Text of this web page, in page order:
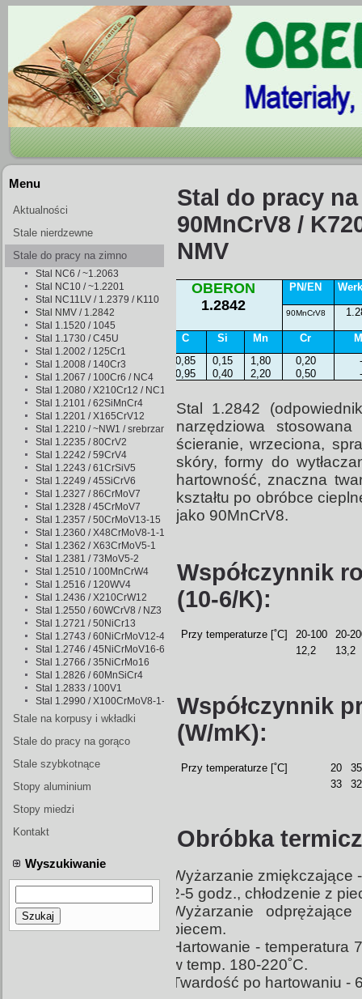
Menu
Aktualności
Stale nierdzewne
Stale do pracy na zimno
Stal NC6 / ~1.2063
Stal NC10 / ~1.2201
Stal NC11LV / 1.2379 / K110
Stal NMV / 1.2842
Stal 1.1520 / 1045
Stal 1.1730 / C45U
Stal 1.2002 / 125Cr1
Stal 1.2008 / 140Cr3
Stal 1.2067 / 100Cr6 / NC4
Stal 1.2080 / X210Cr12 / NC11
Stal 1.2101 / 62SiMnCr4
Stal 1.2201 / X165CrV12
Stal 1.2210 / ~NW1 / srebrzanka
Stal 1.2235 / 80CrV2
Stal 1.2242 / 59CrV4
Stal 1.2243 / 61CrSiV5
Stal 1.2249 / 45SiCrV6
Stal 1.2327 / 86CrMoV7
Stal 1.2328 / 45CrMoV7
Stal 1.2357 / 50CrMoV13-15
Stal 1.2360 / X48CrMoV8-1-1
Stal 1.2362 / X63CrMoV5-1
Stal 1.2381 / 73MoV5-2
Stal 1.2510 / 100MnCrW4
Stal 1.2516 / 120WV4
Stal 1.2436 / X210CrW12
Stal 1.2550 / 60WCrV8 / NZ3
Stal 1.2721 / 50NiCr13
Stal 1.2743 / 60NiCrMoV12-4
Stal 1.2746 / 45NiCrMoV16-6
Stal 1.2766 / 35NiCrMo16
Stal 1.2826 / 60MnSiCr4
Stal 1.2833 / 100V1
Stal 1.2990 / X100CrMoV8-1-1
Stale na korpusy i wkładki
form wtryskowych
Stale do pracy na gorąco
Stale szybkotnące
Stopy aluminium
Stopy miedzi
Kontakt
Wyszukiwanie
Szukaj
Stal do pracy
90MnCrV8 /
NMV
OBERON
1.2842
PN/EN
90MnCrV8
C Si Mn Cr
0,85
0,95
0,15
0,40
1,80
2,20
0,20
0,50
Stal 1.2842
narzędziowa
ścieranie, wrzeciona,
skóry, formy do
hartowność, znaczna
kształtu po obróbce
jako 90MnCrV8.
Współczynnik
(10-6/K):
Przy temperaturze [˚C] 20-100
20-
12,2
13,2
Współczynnik
(W/mK):
Przy temperaturze [˚C] 20
33
32
Obróbka
Wyżarzanie zmiękczające
2-5 godz., chłodzenie z
Wyżarzanie
piecem.
Hartowanie - temperatura
w temp. 180-220˚C.
Twardość po hartowaniu -